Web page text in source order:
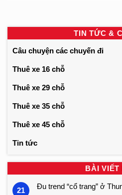
TIN TỨC &
Câu chuyện các chuyến đi
Thuê xe 16 chỗ
Thuê xe 29 chỗ
Thuê xe 35 chỗ
Thuê xe 45 chỗ
Tin tức
BÀI VIẾT
21 Đu trend “cổ trang” ở